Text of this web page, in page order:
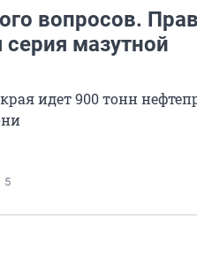
вопросов.
мазутной
идет 900 тонн
5